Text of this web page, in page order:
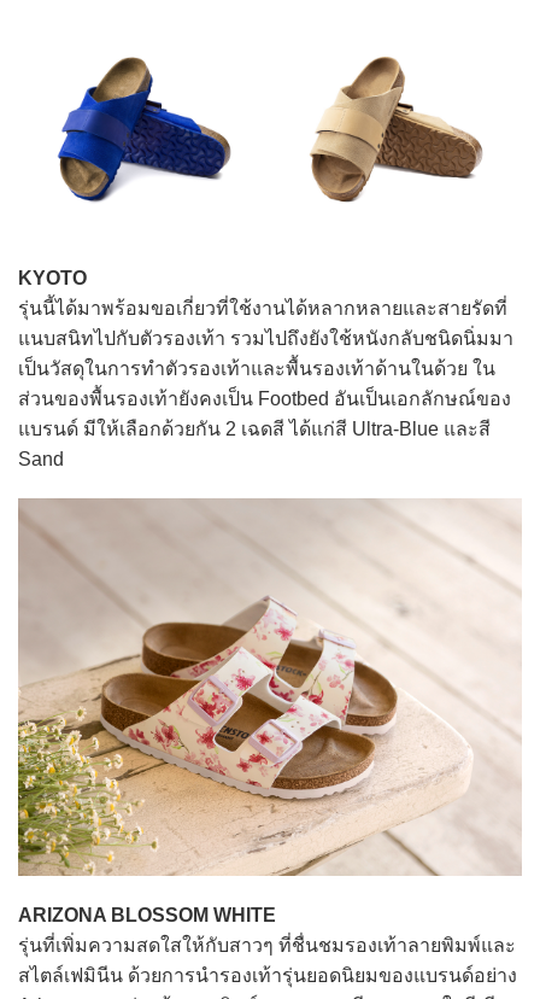
KYOTO
รุ่นนี้ได้มาพร้อมขอเกี่ยวที่ใช้งานได้หลากหลายและสายรัดที่
แนบสนิทไปกับตัวรองเท้า รวมไปถึงยังใช้หนังกลับชนิดนิ่มมา
เป็นวัสดุในการทำตัวรองเท้าและพื้นรองเท้าด้านในด้วย ใน
ส่วนของพื้นรองเท้ายังคงเป็น Footbed อันเป็นเอกลักษณ์ของ
แบรนด์ มีให้เลือกด้วยกัน 2 เฉดสี ได้แก่สี Ultra-Blue และสี
Sand
ARIZONA BLOSSOM WHITE
รุ่นที่เพิ่มความสดใสให้กับสาวๆ ที่ชื่นชมรองเท้าลายพิมพ์และ
สไตล์เฟมินีน ด้วยการนำรองเท้ารุ่นยอดนิยมของแบรนด์อย่าง